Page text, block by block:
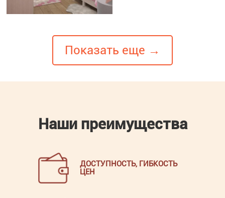
Показать еще →
Наши преимущества
ДОСТУПНОСТЬ, ГИБКОСТЬ
ЦЕН